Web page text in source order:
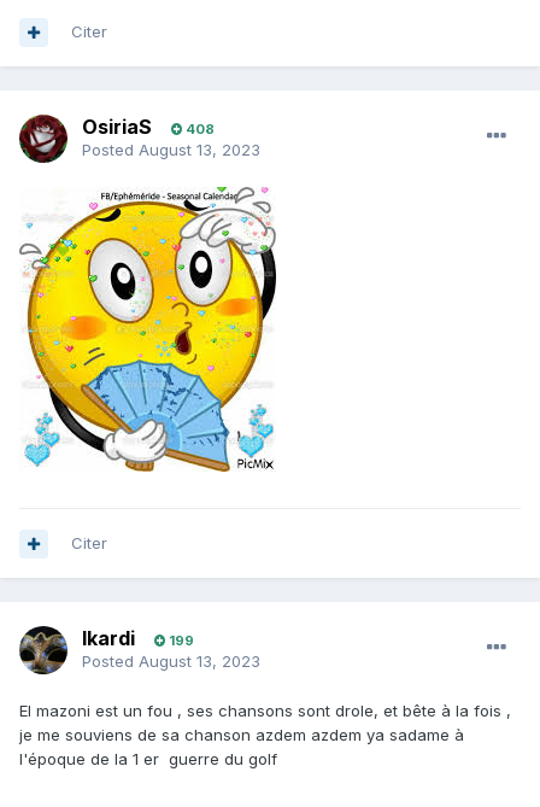
Citer
OsiriaS 408
Posted August 13, 2023
Citer
Ikardi 199
Posted August 13, 2023
El mazoni est un fou , ses chansons sont drole, et bête à la fois ,
je me souviens de sa chanson azdem azdem ya sadame à
l'époque de la 1 er guerre du golf